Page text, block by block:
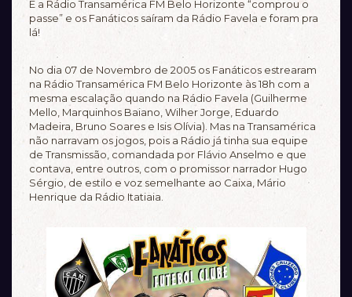
E a Rádio Transamérica FM Belo Horizonte “comprou o
passe” e os Fanáticos saíram da Rádio Favela e foram pra
lá!
No dia 07 de Novembro de 2005 os Fanáticos estrearam
na Rádio Transamérica FM Belo Horizonte às 18h com a
mesma escalação quando na Rádio Favela (Guilherme
Mello, Marquinhos Baiano, Wilher Jorge, Eduardo
Madeira, Bruno Soares e Isis Olívia). Mas na Transamérica
não narravam os jogos, pois a Rádio já tinha sua equipe
de Transmissão, comandada por Flávio Anselmo e que
contava, entre outros, com o promissor narrador Hugo
Sérgio, de estilo e voz semelhante ao Caixa, Mário
Henrique da Rádio Itatiaia.